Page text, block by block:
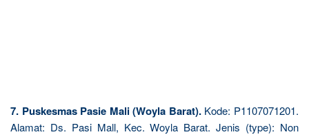
7. Puskesmas Pasie Mali (Woyla Barat).Kode: P1107071201.
Alamat: Ds. Pasi Mall, Kec. Woyla Barat. Jenis (type): Non